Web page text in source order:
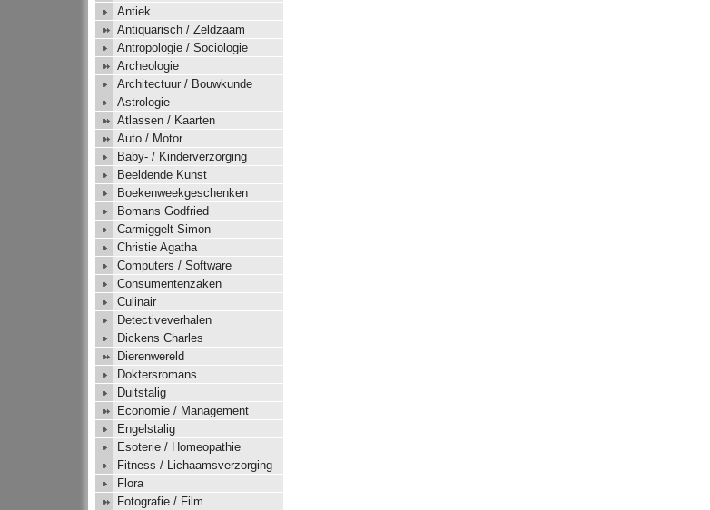
Antiek
Antiquarisch / Zeldzaam
Antropologie / Sociologie
Archeologie
Architectuur / Bouwkunde
Astrologie
Atlassen / Kaarten
Auto / Motor
Baby- / Kinderverzorging
Beeldende Kunst
Boekenweekgeschenken
Bomans Godfried
Carmiggelt Simon
Christie Agatha
Computers / Software
Consumentenzaken
Culinair
Detectiveverhalen
Dickens Charles
Dierenwereld
Doktersromans
Duitstalig
Economie / Management
Engelstalig
Esoterie / Homeopathie
Fitness / Lichaamsverzorging
Flora
Fotografie / Film